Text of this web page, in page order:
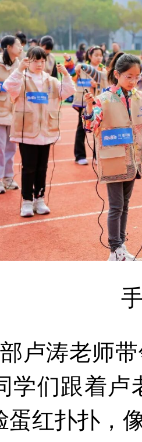
卢涛老师
学们跟着
蛋红扑扑，